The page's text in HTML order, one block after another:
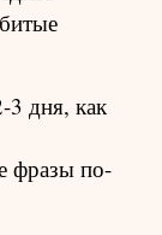
3 дня, как
фразы по-